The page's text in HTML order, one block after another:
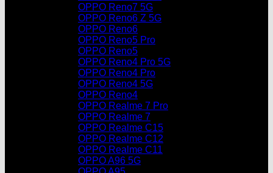
OPPO Reno7 5G
OPPO Reno6 Z 5G
OPPO Reno6
OPPO Reno5 Pro
OPPO Reno5
OPPO Reno4 Pro 5G
OPPO Reno4 Pro
OPPO Reno4 5G
OPPO Reno4
OPPO Realme 7 Pro
OPPO Realme 7
OPPO Realme C15
OPPO Realme C12
OPPO Realme C11
OPPO A96 5G